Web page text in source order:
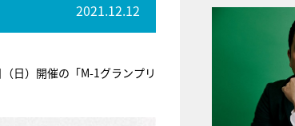
2021.12.12
日）開催の「M-1グランプリ